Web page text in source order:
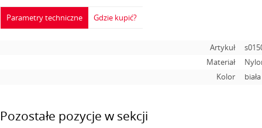
Parametry techniczne
Artykuł
Materiał
Kolor
biała
Gdzie kupić?
Pozostałe pozycje w sekcji